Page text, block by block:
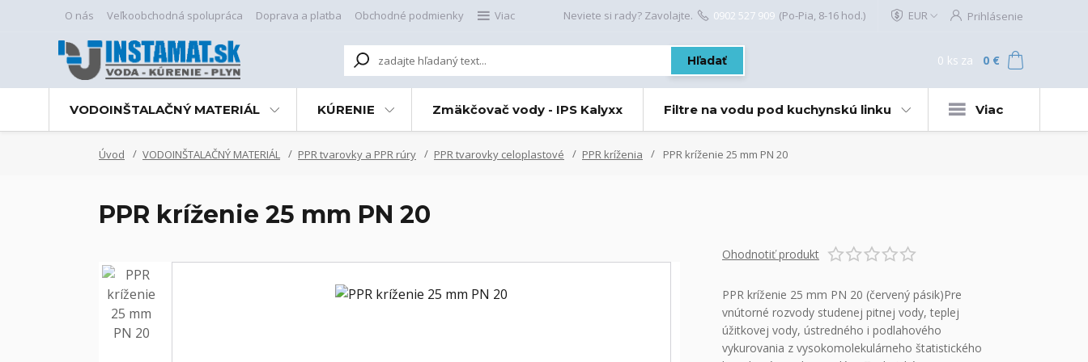
O nás Veľkoobchodná spolupráca Doprava a platba Obchodné podmienky Viac EUR Prihlásenie
Hľadať
Neviete si rady? Zavolajte. 0902 527 909 (Po-Pia, 8-16 hod.)
0 ks za 0 €
VODOINŠTALAČNÝ MATERIÁL KÚRENIE Zmäkčovač vody - IPS Kalyxx Filtre na vodu pod kuchynskú linku Viac
Úvod VODOINŠTALAČNÝ MATERIÁL PPR tvarovky a PPR rúry PPR tvarovky celoplastové PPR kríženia PPR kríženie 25 mm PN 20
PPR kríženie 25 mm PN 20
Ohodnotiť produkt
PPR kríženie 25 mm PN 20 (červený pásik)Pre
vnútorné rozvody studenej pitnej vody, teplej
úžitkovej vody, ústredného i podlahového
vykurovania z vysokomolekulárneho štatistického